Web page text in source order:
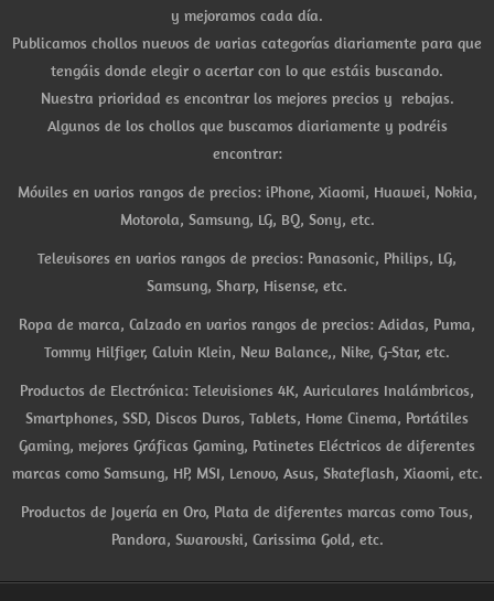
y mejoramos cada día.
Publicamos chollos nuevos de varias categorías diariamente para que
tengáis donde elegir o acertar con lo que estáis buscando.
Nuestra prioridad es encontrar los mejores precios y rebajas.
Algunos de los chollos que buscamos diariamente y podréis
encontrar:
Móviles en varios rangos de precios: iPhone, Xiaomi, Huawei, Nokia,
Motorola, Samsung, LG, BQ, Sony, etc.
Televisores en varios rangos de precios: Panasonic, Philips, LG,
Samsung, Sharp, Hisense, etc.
Ropa de marca, Calzado en varios rangos de precios: Adidas, Puma,
Tommy Hilfiger, Calvin Klein, New Balance,, Nike, G-Star, etc.
Productos de Electrónica: Televisiones 4K, Auriculares Inalámbricos,
Smartphones, SSD, Discos Duros, Tablets, Home Cinema, Portátiles
Gaming, mejores Gráficas Gaming, Patinetes Eléctricos de diferentes
marcas como Samsung, HP, MSI, Lenovo, Asus, Skateflash, Xiaomi, etc.
Productos de Joyería en Oro, Plata de diferentes marcas como Tous,
Pandora, Swarovski, Carissima Gold, etc.